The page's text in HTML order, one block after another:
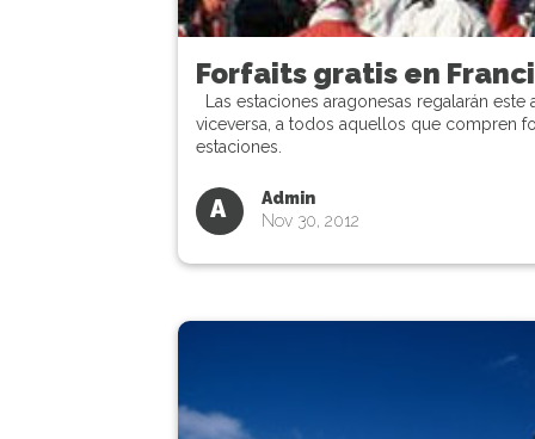
Forfaits gratis en
Las estaciones aragonesas regalarán
viceversa, a todos aquellos que compren
estaciones.
A
Admin
Nov 30, 2012